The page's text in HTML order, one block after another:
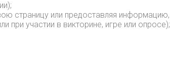
страницу или предоставляя информацию,
участии в викторине, игре или опросе);